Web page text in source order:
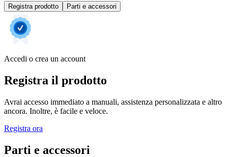
Registra prodotto Parti e accessori
Accedi o crea un account
Registra il prodotto
Avrai accesso immediato a manuali, assistenza personalizzata e altro
ancora. Inoltre, è facile e veloce.
Registra ora
Parti e accessori